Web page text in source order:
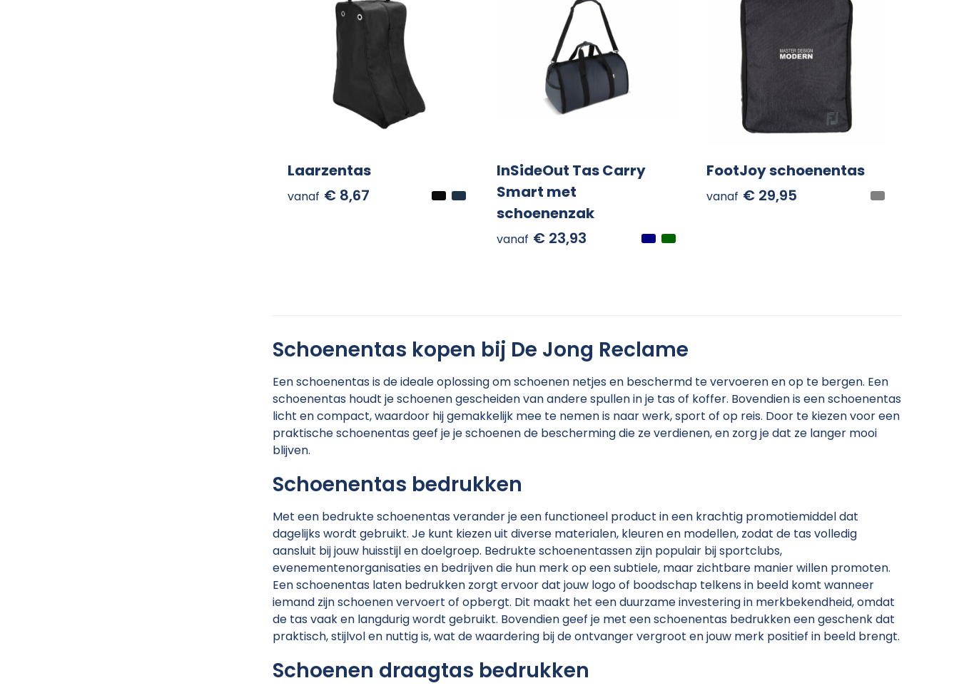
Laarzentas
vanaf € 8,67
InSideOut Tas Carry
Smart met
schoenenzak
vanaf € 23,93
FootJoy schoenentas
vanaf € 29,95
Schoenentas kopen bij De Jong Reclame
Een schoenentas is de ideale oplossing om schoenen netjes en beschermd te vervoeren en op te bergen. Een
schoenentas houdt je schoenen gescheiden van andere spullen in je tas of koffer. Bovendien is een schoenentas
licht en compact, waardoor hij gemakkelijk mee te nemen is naar werk, sport of op reis. Door te kiezen voor een
praktische schoenentas geef je je schoenen de bescherming die ze verdienen, en zorg je dat ze langer mooi
blijven.
Schoenentas bedrukken
Met een bedrukte schoenentas verander je een functioneel product in een krachtig promotiemiddel dat
dagelijks wordt gebruikt. Je kunt kiezen uit diverse materialen, kleuren en modellen, zodat de tas volledig
aansluit bij jouw huisstijl en doelgroep. Bedrukte schoenentassen zijn populair bij sportclubs,
evenementenorganisaties en bedrijven die hun merk op een subtiele, maar zichtbare manier willen promoten.
Een schoenentas laten bedrukken zorgt ervoor dat jouw logo of boodschap telkens in beeld komt wanneer
iemand zijn schoenen vervoert of opbergt. Dit maakt het een duurzame investering in merkbekendheid, omdat
de tas vaak en langdurig wordt gebruikt. Bovendien geef je met een schoenentas bedrukken een geschenk dat
praktisch, stijlvol en nuttig is, wat de waardering bij de ontvanger vergroot en jouw merk positief in beeld brengt.
Schoenen draagtas bedrukken